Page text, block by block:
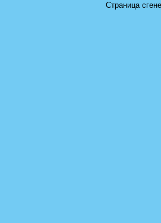
Страница